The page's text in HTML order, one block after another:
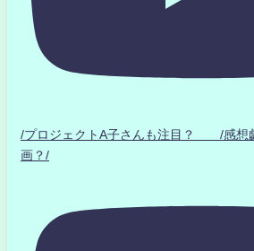
/プロジェクトA子さんも注目？ /感想
画？/